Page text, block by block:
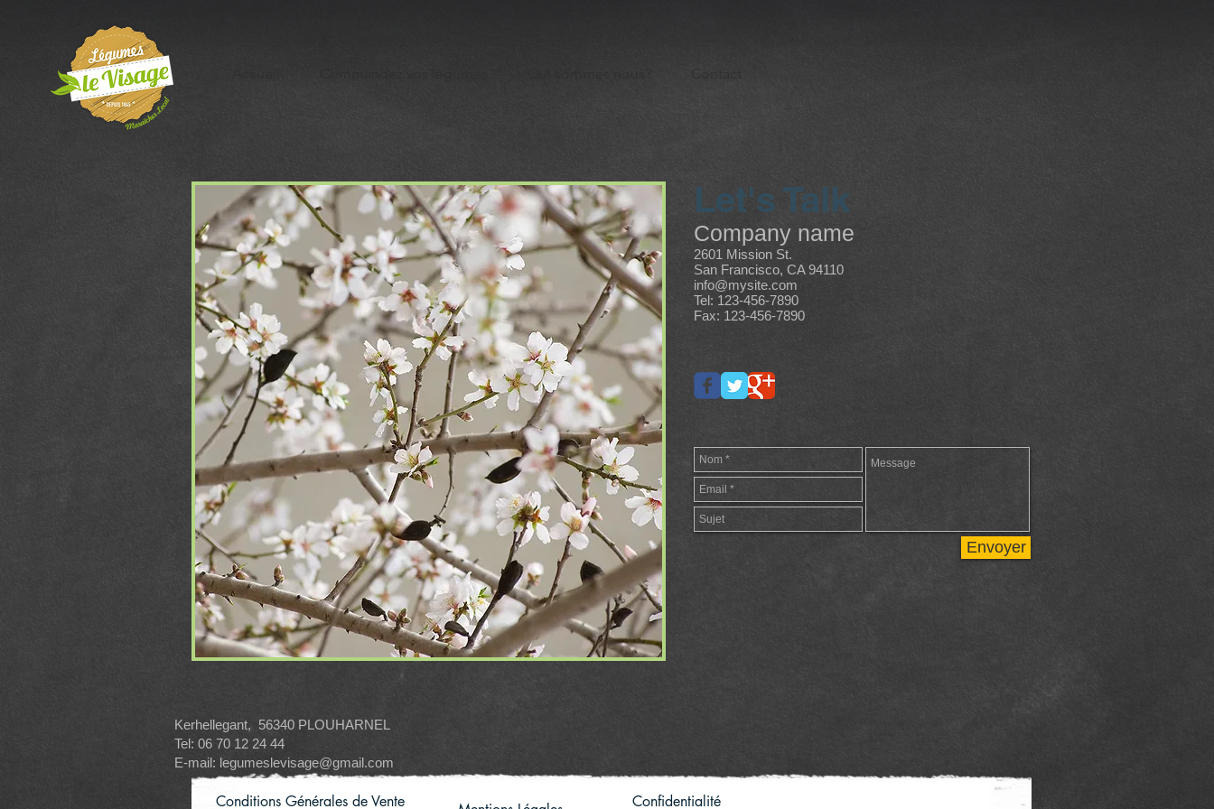
Contact
Let's Talk
Company name
2601 Mission St.
San Francisco, CA 94110
info@mysite.com
Tel: 123-456-7890
Fax: 123-456-7890
Envoyer
Kerhellegant, 56340 PLOUHARNEL
Tel: 06 70 12 24 44
E-mail: legumeslevisage@gmail.com
Conditions Générales de Vente Confidentialité